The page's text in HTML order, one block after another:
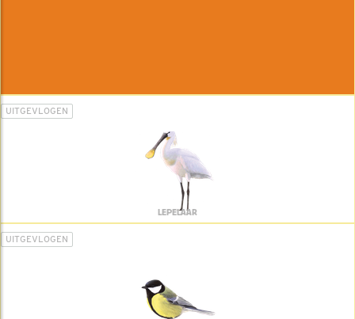
UITGEVLOGEN
LEPELAAR
UITGEVLOGEN